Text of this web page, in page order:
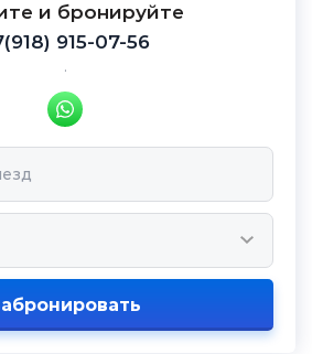
и бронируйте
915-07-56
.